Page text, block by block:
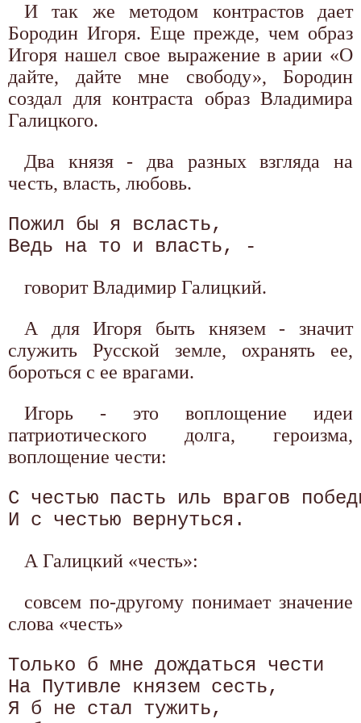
И так же методом контрастов дает
Бородин Игоря. Еще прежде, чем образ
Игоря нашел свое выражение в арии «О
дайте, дайте мне свободу», Бородин
создал для контраста образ Владимира
Галицкого.
Два князя - два разных взгляда на
честь, власть, любовь.
Пожил бы я всласть,
говорит Владимир Галицкий.
А для Игоря быть князем - значит
служить Русской земле, охранять ее,
бороться с ее врагами.
Игорь - это воплощение идеи
патриотического долга, героизма,
воплощение чести:
С честью пасть иль врагов
А Галицкий «честь»:
совсем по-другому понимает значение
слова «честь»
Только б мне дождаться чести
На Путивле князем сесть,
Я б не стал тужить,